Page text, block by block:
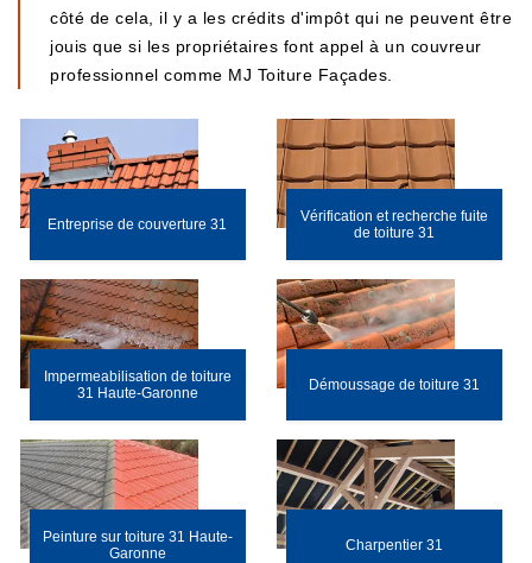
côté de cela, il y a les crédits d'impôt qui ne peuvent être
jouis que si les propriétaires font appel à un couvreur
professionnel comme MJ Toiture Façades.
Entreprise de couverture 31
Vérification et recherche fuite
de toiture 31
Impermeabilisation de toiture
31 Haute-Garonne
Démoussage de toiture 31
Peinture sur toiture 31 Haute-
Garonne
Charpentier 31